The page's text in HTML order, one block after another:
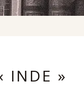
INDE »